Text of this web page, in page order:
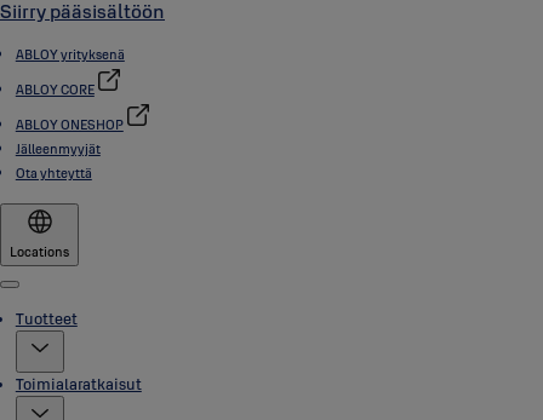
Siirry pääsisältöön
ABLOY yrityksenä
ABLOY CORE
ABLOY ONESHOP
Jälleenmyyjät
Ota yhteyttä
Locations
Menu
Tuotteet
Toimialaratkaisut